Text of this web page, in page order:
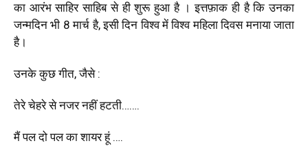
का आरंभ साहिर साहिब से ही शुरू हुआ है । इत्तफ़ाक ही है कि उनका
जन्मदिन भी 8 मार्च है, इसी दिन विश्व में विश्व महिला दिवस मनाया जाता
है।
उनके कुछ गीत, जैसे :
तेरे चेहरे से नजर नहीं हटती…….
मैं पल दो पल का शायर हूं ….